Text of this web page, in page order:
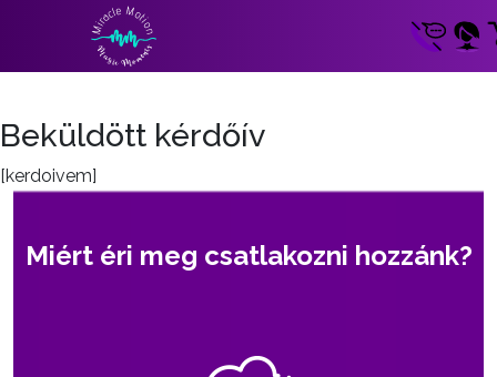
Beküldött kérdőív
[kerdoivem]
Miért éri meg csatlakozni hozzánk?